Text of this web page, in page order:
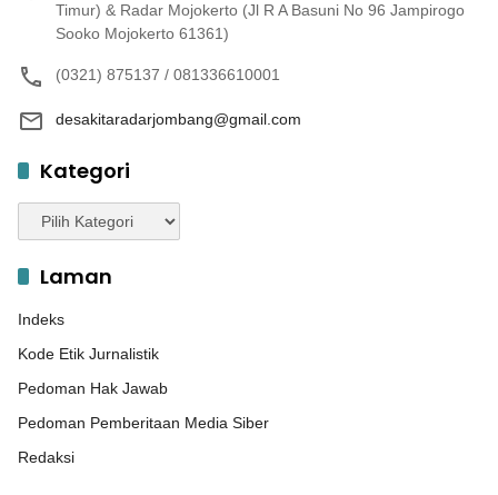
Timur) & Radar Mojokerto (Jl R A Basuni No 96 Jampirogo
Sooko Mojokerto 61361)
(0321) 875137 / 081336610001
desakitaradarjombang@gmail.com
Kategori
Kategori
Laman
Indeks
Kode Etik Jurnalistik
Pedoman Hak Jawab
Pedoman Pemberitaan Media Siber
Redaksi